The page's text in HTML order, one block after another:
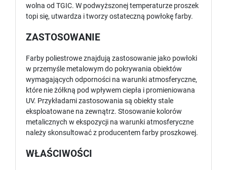
wolna od TGIC. W podwyższonej temperaturze proszek
topi się, utwardza i tworzy ostateczną powłokę farby.
ZASTOSOWANIE
Farby poliestrowe znajdują zastosowanie jako powłoki
w przemyśle metalowym do pokrywania obiektów
wymagających odporności na warunki atmosferyczne,
które nie żółkną pod wpływem ciepła i promieniowana
UV. Przykładami zastosowania są obiekty stale
eksploatowane na zewnątrz. Stosowanie kolorów
metalicznych w ekspozycji na warunki atmosferyczne
należy skonsultować z producentem farby proszkowej.
WŁAŚCIWOŚCI